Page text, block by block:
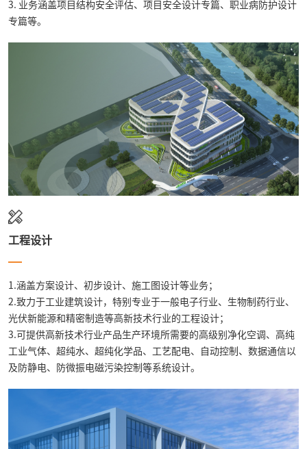
3. 业务涵盖项目结构安全评估、项目安全设计专篇、职业病防护设计
专篇等。
工程设计
1.涵盖方案设计、初步设计、施工图设计等业务；
2.致力于工业建筑设计，特别专业于一般电子行业、生物制药行业、
光伏新能源和精密制造等高新技术行业的工程设计；
3.可提供高新技术行业产品生产环境所需要的高级别净化空调、高纯
工业气体、超纯水、超纯化学品、工艺配电、自动控制、数据通信以
及防静电、防微振电磁污染控制等系统设计。